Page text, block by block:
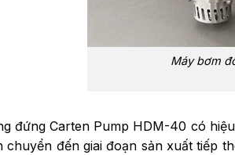
Máy bơm
đứng Carten Pump HDM-40 có
chuyển đến giai đoạn sản xuất tiếp